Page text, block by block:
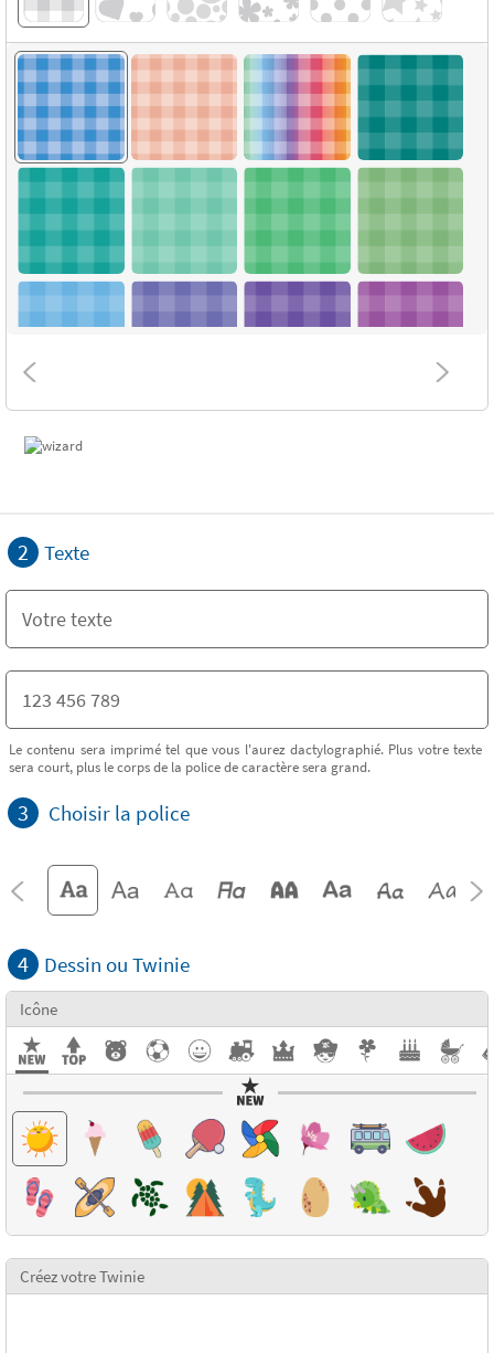
2 Texte
Le contenu sera imprimé tel que vous l'aurez dactylographié. Plus votre texte
sera court, plus le corps de la police de caractère sera grand.
3 Choisir la police
4 Dessin ou Twinie
Icône
Créez votre Twinie